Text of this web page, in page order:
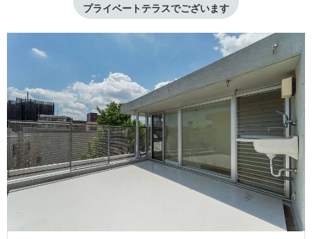
プライベートテラスでございます